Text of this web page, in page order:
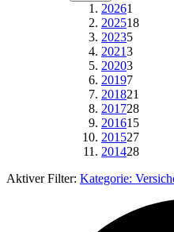
20261
202518
20235
20213
20203
20197
201821
201728
201615
201527
201428
Aktiver Filter: Kategorie: